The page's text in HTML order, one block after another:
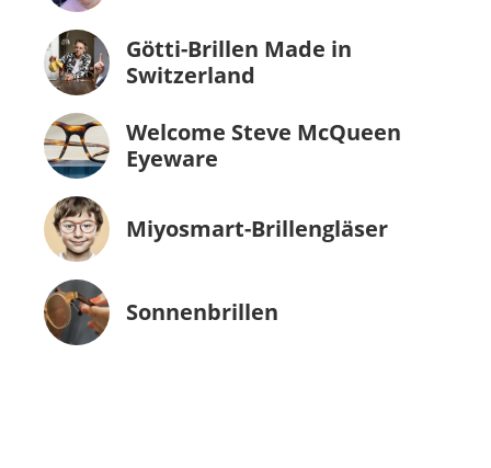
Götti-Brillen Made in
Switzerland
Welcome Steve McQueen
Eyeware
Miyosmart-Brillengläser
Sonnenbrillen